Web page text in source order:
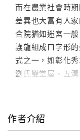
而在農業社會時
差異也大富有人
合院猶如迷宮一
護龍組成ㄇ字形
式之一，如彰化
劉氏雙堂屋、五
HD2117-老街風
澎湖黑水溝，冒
已有300多年的
統治，又有許多
作者介紹